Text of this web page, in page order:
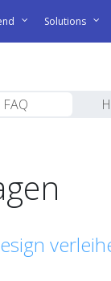
Solutions
FAQ